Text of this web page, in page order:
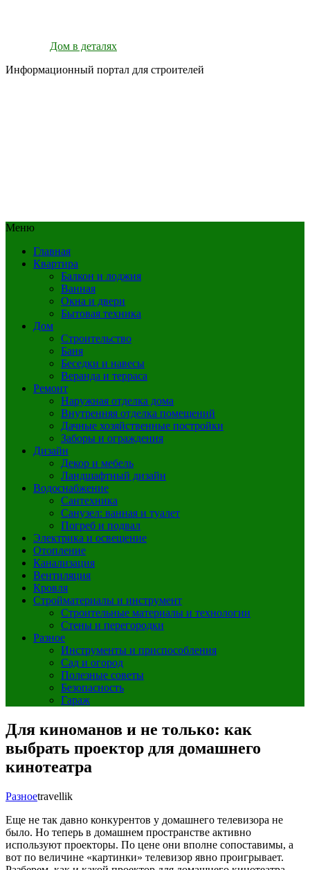
Дом в деталях
Информационный портал для строителей
Меню
Главная
Квартира
Балкон и лоджия
Ванная
Окна и двери
Бытовая техника
Дом
Строительство
Баня
Беседки и навесы
Веранда и терраса
Ремонт
Наружная отделка дома
Внутренняя отделка помещений
Дачные хозяйственные постройки
Заборы и ограждения
Дизайн
Декор и мебель
Ландшафтный дизайн
Водоснабжение
Сантехника
Санузел: ванная и туалет
Погреб и подвал
Электрика и освещение
Отопление
Канализация
Вентиляция
Кровля
Стройматериалы и инструмент
Строительные материалы и технологии
Стены и перегородки
Разное
Инструменты и приспособления
Сад и огород
Полезные советы
Безопасность
Гараж
Для киноманов и не только: как
выбрать проектор для домашнего
кинотеатра
Разноеtravellik
Еще не так давно конкурентов у домашнего телевизора не
было. Но теперь в домашнем пространстве активно
используют проекторы. По цене они вполне сопоставимы, а
вот по величине «картинки» телевизор явно проигрывает.